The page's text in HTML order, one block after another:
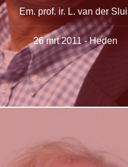
Em. prof. ir. L. van der
26 mrt 2011 - Heden